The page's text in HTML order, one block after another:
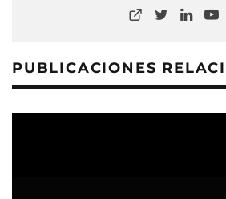
PUBLICACIONES